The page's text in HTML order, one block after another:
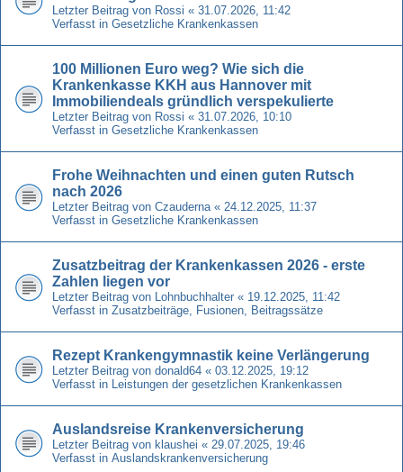
Letzter Beitrag von Rossi « 31.07.2026, 11:42
Verfasst in Gesetzliche Krankenkassen
100 Millionen Euro weg? Wie sich die
Krankenkasse KKH aus Hannover mit
Immobiliendeals gründlich verspekulierte
Letzter Beitrag von Rossi « 31.07.2026, 10:10
Verfasst in Gesetzliche Krankenkassen
Frohe Weihnachten und einen guten Rutsch
nach 2026
Letzter Beitrag von Czauderna « 24.12.2025, 11:37
Verfasst in Gesetzliche Krankenkassen
Zusatzbeitrag der Krankenkassen 2026 - erste
Zahlen liegen vor
Letzter Beitrag von Lohnbuchhalter « 19.12.2025, 11:42
Verfasst in Zusatzbeiträge, Fusionen, Beitragssätze
Rezept Krankengymnastik keine Verlängerung
Letzter Beitrag von donald64 « 03.12.2025, 19:12
Verfasst in Leistungen der gesetzlichen Krankenkassen
Auslandsreise Krankenversicherung
Letzter Beitrag von klaushei « 29.07.2025, 19:46
Verfasst in Auslandskrankenversicherung